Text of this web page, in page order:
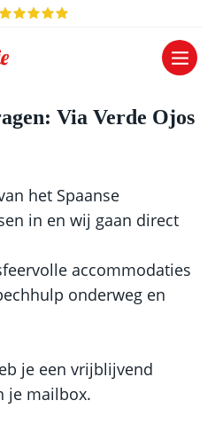
reizen
reizen
Via Verde Ojos
het Spaanse
in en wij gaan direct
accommodaties
onderweg en
je een vrijblijvend
je mailbox.